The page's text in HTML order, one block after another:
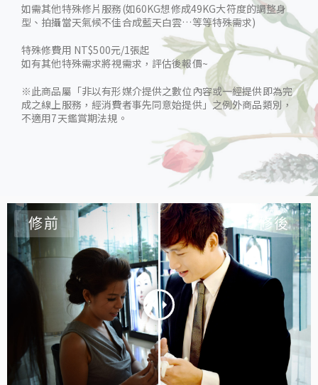
如需其他特殊修片服務(如60KG想修成49KG大符度的調整身
型、拍攝當天氣候不佳合成藍天白雲…等等特殊需求)
特殊修費用 NT$500元/1張起
如有其他特殊需求將視需求，評估後報價~
※此商品屬「非以有形媒介提供之數位內容或一經提供即為完
成之線上服務，經消費者事先同意始提供」之例外商品類別，
不適用7天鑑賞期法規。